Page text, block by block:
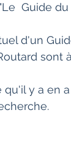
Guide
sont